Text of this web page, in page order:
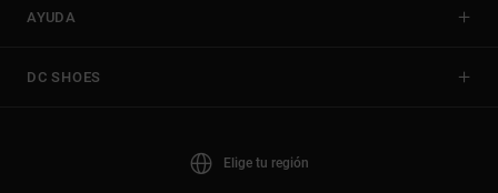
AYUDA
DC SHOES
Elige tu región